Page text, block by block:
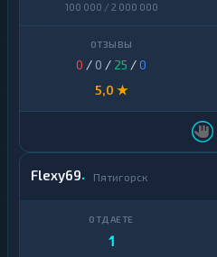
100 000 / 2 000 000
0 / 0 / 25 /0
5,0 ★
Flexy69 Пятигорск
1